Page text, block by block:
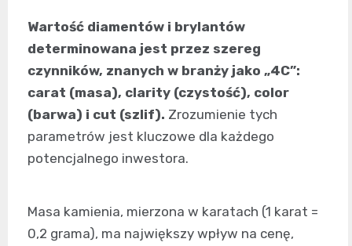
Wartość diamentów i brylantów
determinowana jest przez szereg
czynników, znanych w branży jako „4C”:
carat (masa), clarity (czystość), color
(barwa) i cut (szlif). Zrozumienie tych
parametrów jest kluczowe dla każdego
potencjalnego inwestora.
Masa kamienia, mierzona w karatach (1 karat =
0,2 grama), ma największy wpływ na cenę,